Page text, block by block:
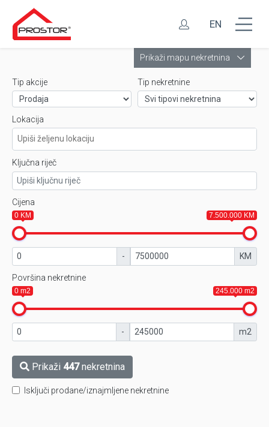
EN
Prikaži mapu nekretnina
Tip akcije Tip nekretnine
Lokacija
Ključna riječ
Cijena
0 KM 7.500.000 KM
- KM
Površina nekretnine
0 m2 245.000 m2
- m2
Prikaži 447nekretnina
Isključi prodane/iznajmljene nekretnine